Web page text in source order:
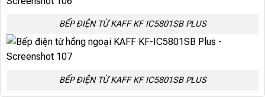
BẾP ĐIỆN TỪ KAFF KF IC5801SB PLUS
BẾP ĐIỆN TỪ KAFF KF IC5801SB PLUS